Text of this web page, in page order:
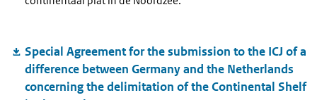
Special Agreement for the submission to the ICJ of a
difference between Germany and the Netherlands
concerning the delimitation of the Continental Shelf